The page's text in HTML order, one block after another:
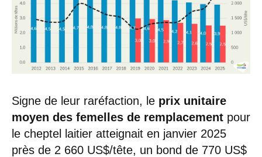
Signe de leur raréfaction, le prix unitaire
moyen des femelles de remplacement pour
le cheptel laitier atteignait en janvier 2025
près de 2 660 US$/tête, un bond de 770 US$